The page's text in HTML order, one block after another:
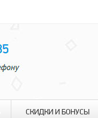
СКИДКИ И БОНУСЫ